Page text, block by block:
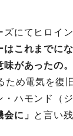
ズにてヒロイ
これまでに
があったの。
め電気を復
ハモンド（
に」 と言い